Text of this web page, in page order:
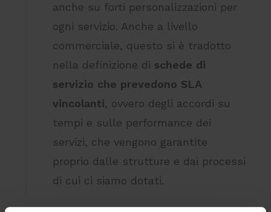
anche su forti personalizzazioni per
ogni servizio. Anche a livello
commerciale, questo si è tradotto
nella definizione di schede di
servizio che prevedono SLA
vincolanti, ovvero degli accordi su
tempi e sulle performance dei
servizi, che vengono garantite
proprio dalle strutture e dai processi
di cui ci siamo dotati.